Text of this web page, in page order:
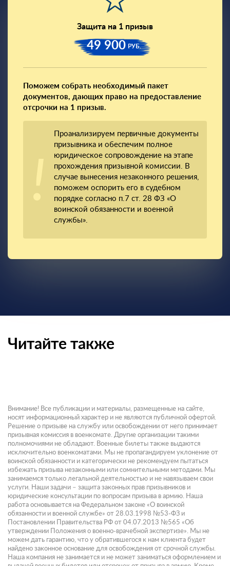
Защита на 1 призыв
49 900 РУБ.
Поможем собрать необходимый пакет
документов, дающих право на предоставление
отсрочки на 1 призыв.
Проанализируем первичные документы
призывника и обеспечим полное
юридическое сопровождение на этапе
прохождения призывной комиссии. В
случае вынесения незаконного решения,
поможем оспорить его в судебном
порядке согласно п.7 ст. 28 ФЗ «О
воинской обязанности и военной
службы».
Читайте также
Внимание! Все публикации и материалы, размещенные на сайте,
носят информационный характер и не являются публичной офертой.
Решение о призыве на службу или освобождении от него принимает
призывная комиссия в военкомате. Другие организации такими
полномочиями не обладают. Военные билеты также выдаются
исключительно военкоматами. Мы не пропагандируем уклонение от
воинской обязанности и категорически не рекомендуем пытаться
избежать призыва незаконными или сомнительными методами. Мы
занимаемся только легальной деятельностью и не навязываем свои
услуги. Наши задачи – защита законных прав призывников и
юридические консультации по вопросам призыва в армию. Наша
работа основывается на Федеральном законе «О воинской
обязанности и военной службе» от 28.03.1998 №53-ФЗ и
Постановлении Правительства РФ от 04.07.2013 №565 «Об
утверждении Положения о военно-врачебной экспертизе». Мы не
можем дать гарантию, что у обратившегося к нам клиента будет
найдено законное основание для освобождения от срочной службы.
Наша компания не занимается и не может заниматься оформлением и